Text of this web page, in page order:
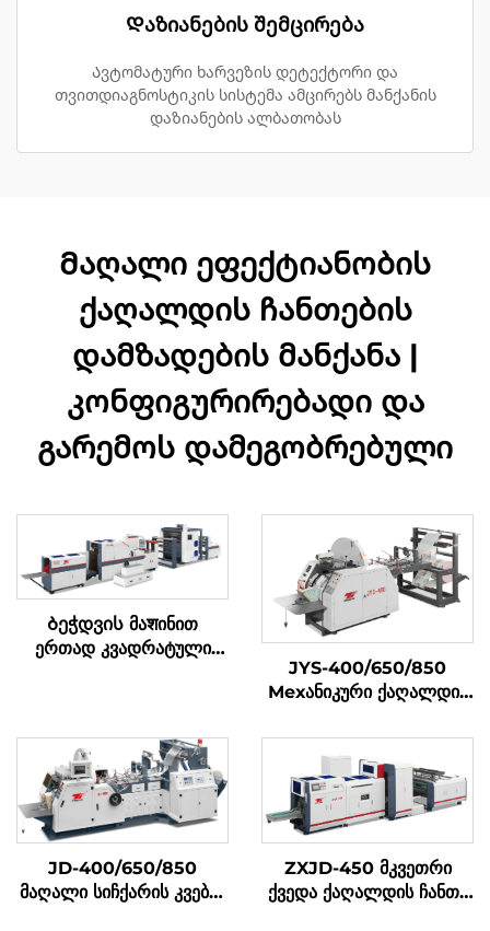
Დაზიანების შემცირება
Ავტომატური ხარვეზის დეტექტორი და
თვითდიაგნოსტიკის სისტემა ამცირებს მანქანის
დაზიანების ალბათობას
Მაღალი ეფექტიანობის
ქაღალდის ჩანთების
დამზადების მანქანა |
კონფიგურირებადი და
გარემოს დამეგობრებული
Ბეჭდვის მაशინით
ერთად კვადრატული
JYS-400/650/850
Мехანიკური ქაღალდის
JD-400/650/850
მაღალი სიჩქარის კვების
ZXJD-450 მკვეთრი
ქვედა ქაღალდის ჩანთა